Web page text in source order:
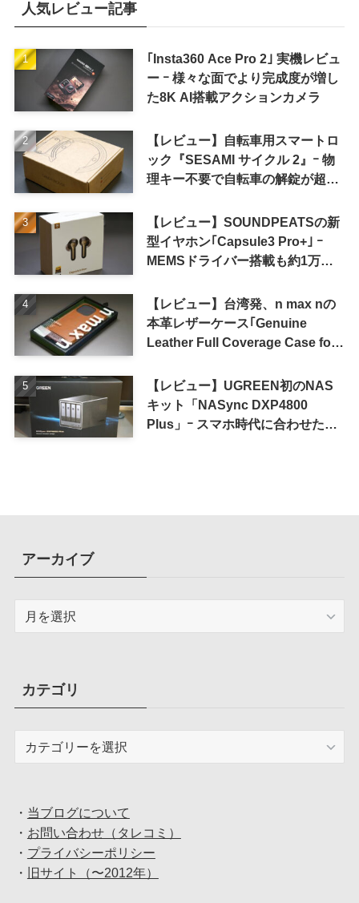
人気レビュー記事
｢Insta360 Ace Pro 2｣ 実機レビュ
ー ｰ 様々な面でより完成度が増し
た8K AI搭載アクションカメラ
【レビュー】自転車用スマートロ
ック『SESAMI サイクル 2』ｰ 物
理キー不要で自転車の解錠が超簡
【レビュー】SOUNDPEATSの新
型イヤホン｢Capsule3 Pro+｣ ｰ
MEMSドライバー搭載も約1万円
【レビュー】台湾発、n max nの
本革レザーケース｢Genuine
Leather Full Coverage Case for
【レビュー】UGREEN初のNAS
キット「NASync DXP4800
Plus」ｰ スマホ時代に合わせた設
アーカイブ
ブカテゴリ
・ 当ブログについて
・ お問い合わせ（タレコミ）
・ プライバシーポリシー
・
旧サイト（〜2012年）